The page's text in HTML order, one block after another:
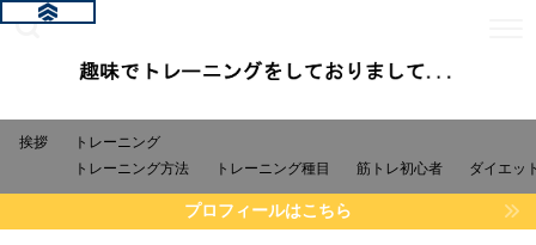
挨拶
トレーニング
トレーニング方法
トレーニング種目 筋トレ初心者 ダイエッ
プロフィールはこちら